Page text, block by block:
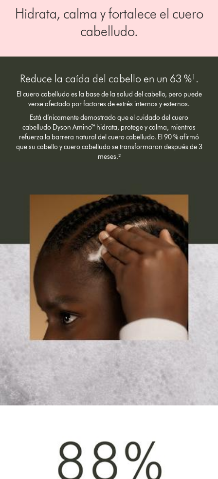
Hidrata, calma y fortalece el cuero
cabelludo.
Reduce la caída del cabello en un 63 %¹.
El cuero cabelludo es la base de la salud del cabello, pero puede
verse afectado por factores de estrés internos y externos.
Está clínicamente demostrado que el cuidado del cuero
cabelludo Dyson Amino™ hidrata, protege y calma, mientras
refuerza la barrera natural del cuero cabelludo. El 90 % afirmó
que su cabello y cuero cabelludo se transformaron después de 3
meses.²